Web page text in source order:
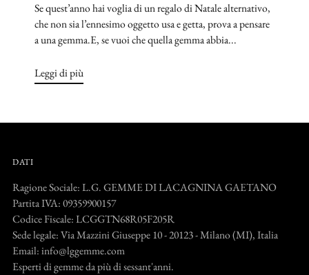
Se quest’anno hai voglia di un regalo di Natale alternativo,
che non sia l’ennesimo oggetto usa e getta, prova a pensare
a una gemma.E, se vuoi che quella gemma abbia...
Leggi di più
DATI
Ragione Sociale: L.G. GEMME DI LACAGNINA GAETANO
Partita IVA: 09359900157
Codice Fiscale: LCGGTN68R05F205R
Sede legale: Via Mazzini Giuseppe 10 - 20123 - Milano (MI), Italia
Email: info@lggemme.com
Esperti di gemme da più di sessant'anni.